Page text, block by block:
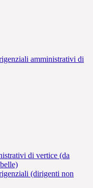
amministrativi di
di vertice (da
(dirigenti non